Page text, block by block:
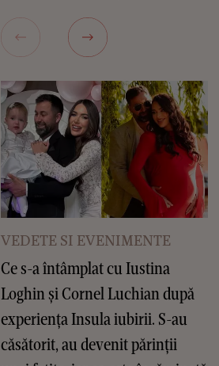
VEDETE SI EVENIMENTE
Ce s-a întâmplat cu Iustina
Loghin și Cornel Luchian după
experiența Insula iubirii. S-au
căsătorit, au devenit părinții